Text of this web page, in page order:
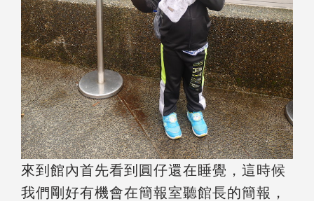
來到館內首先看到圓仔還在睡覺，這時候
我們剛好有機會在簡報室聽館長的簡報，